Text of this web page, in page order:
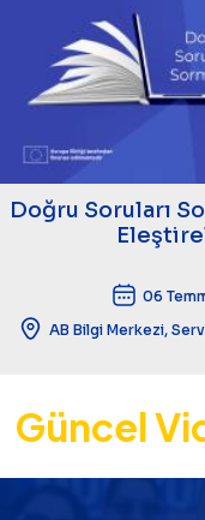
Doğru Soruları
06
AB Bilgi Merkezi,
Güncel